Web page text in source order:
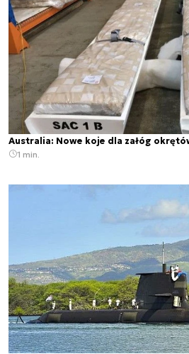
Australia: Nowe koje dla załóg
1 min.